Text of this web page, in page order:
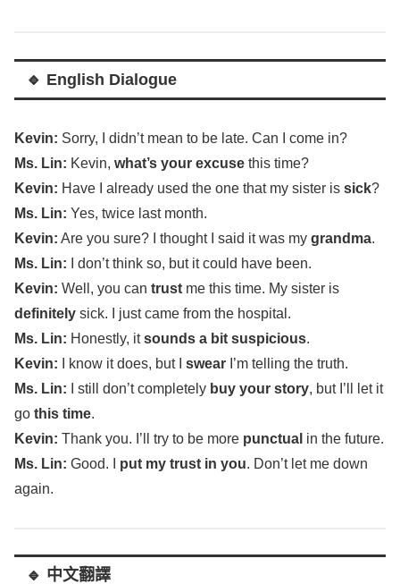
🔹 English Dialogue
Kevin: Sorry, I didn’t mean to be late. Can I come in?
Ms. Lin: Kevin, what’s your excuse this time?
Kevin: Have I already used the one that my sister is sick?
Ms. Lin: Yes, twice last month.
Kevin: Are you sure? I thoughtI said it was my grandma.
Ms. Lin: don’t think so, but it could have been.
Kevin: Well , you can trust me this time. My sister is
definitely sick. I justcame from the hospital .
Ms. Lin: Honestly, itsounds a bit suspicious.
Kevin: know it does, but I swear I’m telling the truth.
Ms. Lin: still don’t completely buy your story, but I’ll letit
go this time.
Kevin: Thank you. I’ll try to be more punctual in the future.
Ms. Lin: Good. I put my trust in you. Don’t letme down
again.
🔹 中文翻譯